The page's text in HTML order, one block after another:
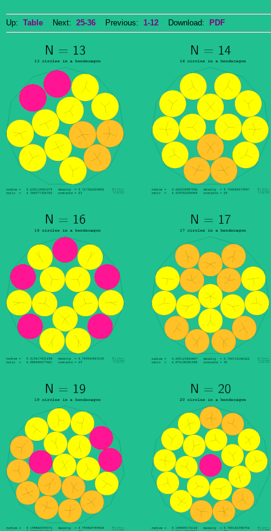
Up: Table Next: 25-36 Previous: 1-12 Download: PDF